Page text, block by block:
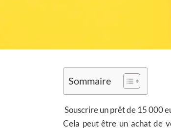
Sommaire
Souscrire un prêt de 15 000
Cela peut être un achat de